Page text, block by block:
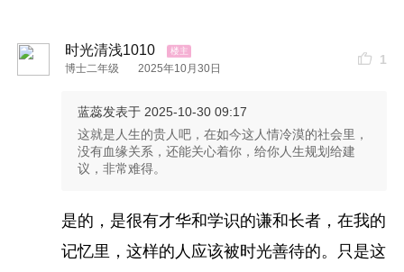
时光清浅1010
博士二年级 2025年10月30日
1
蓝蕊发表于 2025-10-30 09:17
这就是人生的贵人吧，在如今这人情冷漠的社会里，
没有血缘关系，还能关心着你，给你人生规划给建
议，非常难得。
是的，是很有才华和学识的谦和长者，在我的
记忆里，这样的人应该被时光善待的。只是这